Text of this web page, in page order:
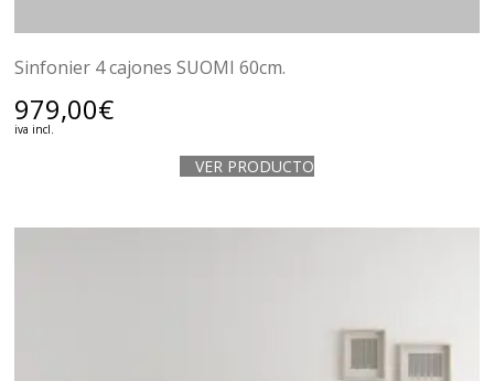
Sinfonier 4 cajones SUOMI 60cm.
979,00€
iva incl.
VER PRODUCTO